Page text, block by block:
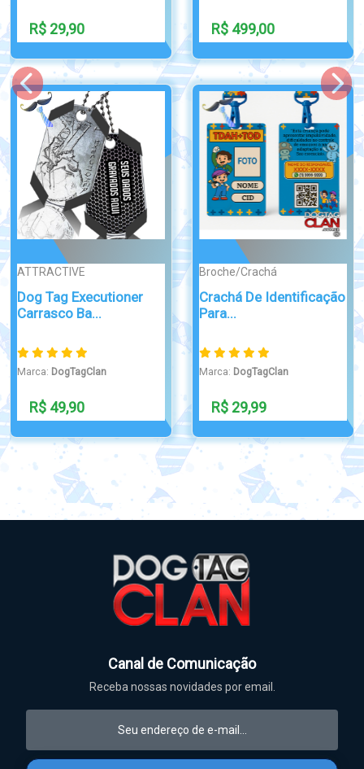
R$ 290,00 R$ 99,90
PONTA DE DIAM...
Dog tag paraquedista
retangular...
Marca: DogTagClan
R$ 125,00
ALTO RELEVO
Dog Tag em Alto Relevo
Marca: DogTagClan
R$ 89,99
Canal de Comunicação
Receba nossas novidades por email.